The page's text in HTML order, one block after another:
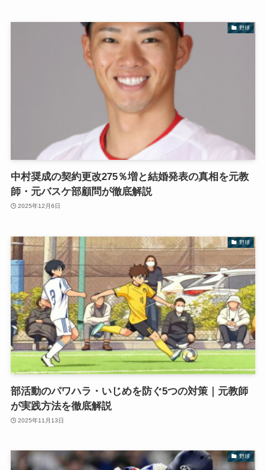
野球
中村奨成の契約更改275％増と結婚発表の真相を元教
師・元バスケ部顧問が徹底解説
2025年12月6日
野球
部活動のパワハラ・いじめを防ぐ5つの対策｜元教師
が実践方法を徹底解説
2025年11月13日
野球